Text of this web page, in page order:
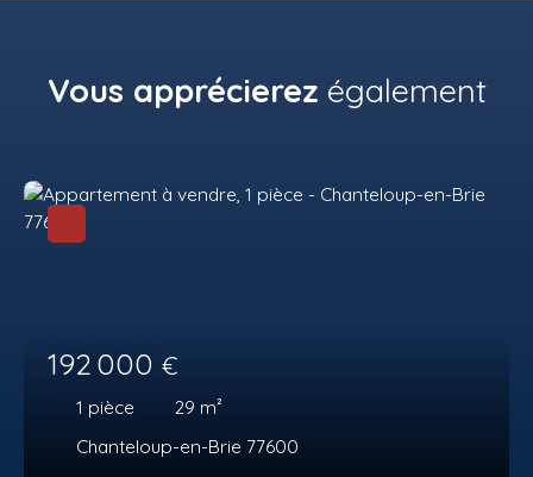
Vous apprécierez également
192 000 €
1 pièce 29 m²
Chanteloup-en-Brie 77600